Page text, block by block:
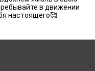
в движении
настоящего🥰